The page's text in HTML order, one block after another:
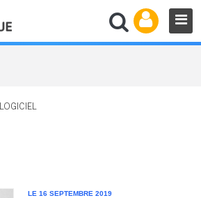
LOGICIEL
LE 16 SEPTEMBRE 2019